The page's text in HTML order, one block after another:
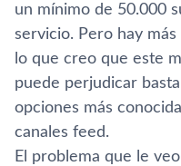
un mí­nimo de 50.000
servicio. Pero hay
lo que creo que este
puede perjudicar
opciones más
canales feed.
El problema que le